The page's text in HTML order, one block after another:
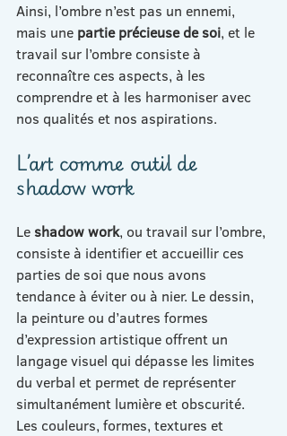
Ainsi, l’ombre n’est pas un ennemi,
mais une partie précieuse de soi, et le
travail sur l’ombre consiste à
reconnaître ces aspects, à les
comprendre et à les harmoniser avec
nos qualités et nos aspirations.
L’art comme outil de
shadow work
Le shadow work, ou travail sur l’ombre,
consiste à identifier et accueillir ces
parties de soi que nous avons
tendance à éviter ou à nier. Le dessin,
la peinture ou d’autres formes
d’expression artistique offrent un
langage visuel qui dépasse les limites
du verbal et permet de représenter
simultanément lumière et obscurité.
Les couleurs, formes, textures et